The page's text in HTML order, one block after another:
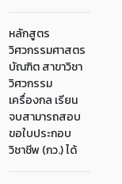
หลักสูตร
วิศวกรรมศาสตร
บัณฑิต สาขาวิชา
วิศวกรรม
เครื่องกล เรียน
จบสามารถสอบ
ขอใบประกอบ
วิชาชีพ (กว.) ได้